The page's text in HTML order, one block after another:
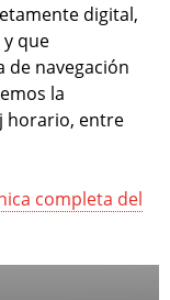
digital,
que
de navegación
la
horario, entre
completa del